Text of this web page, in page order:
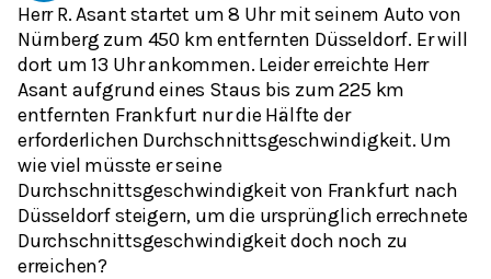
Herr R. Asant startet um 8 Uhr mit seinem Auto von
Nürnberg zum 450 km entfernten Düsseldorf. Er will
dort um 13 Uhr ankommen. Leider erreichte Herr
Asant aufgrund eines Staus bis zum 225 km
entfernten Frankfurt nur die Hälfte der
erforderlichen Durchschnittsgeschwindigkeit. Um
wie viel müsste er seine
Durchschnittsgeschwindigkeit von Frankfurt nach
Düsseldorf steigern, um die ursprünglich errechnete
Durchschnittsgeschwindigkeit doch noch zu
erreichen?